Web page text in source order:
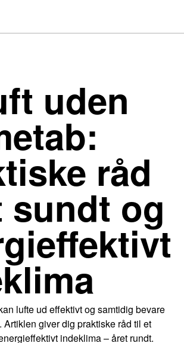
uden
råd
sundt og
lufte ud effektivt og samtidig bevare
Artiklen giver dig praktiske råd til et
indeklima – året rundt.